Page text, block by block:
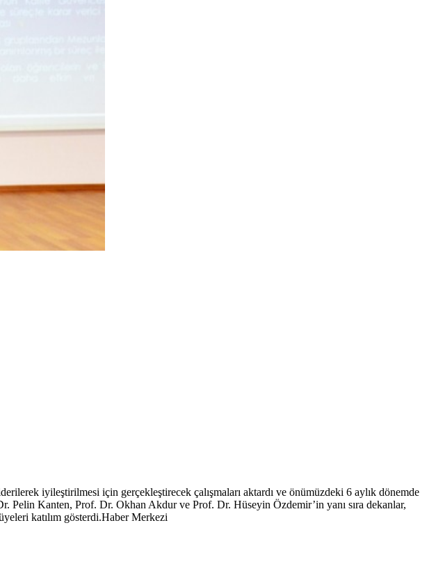
iyileştirilmesi için gerçekleştirecek çalışmaları aktardı ve önümüzdeki 6 aylık dönemde
Pelin Kanten, Prof. Dr. Okhan Akdur ve Prof. Dr. Hüseyin Özdemir’in yanı sıra dekanlar,
katılım gösterdi.Haber Merkezi